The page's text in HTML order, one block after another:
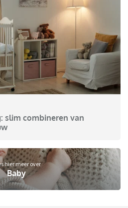
slim combineren van
hier meer over
Baby